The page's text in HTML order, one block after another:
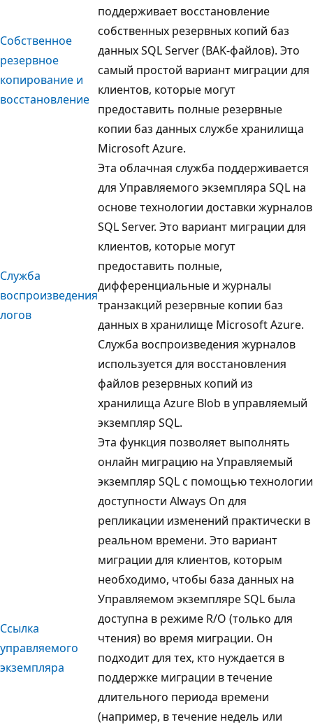
Собственное
резервное
копирование и
восстановление
поддерживает восстановление
собственных резервных копий баз
данных SQL Server (BAK-файлов). Это
самый простой вариант миграции для
клиентов, которые могут
предоставить полные резервные
копии баз данных службе хранилища
Microsoft Azure.
Служба
воспроизведения
логов
Эта облачная служба поддерживается
для Управляемого экземпляра SQL на
основе технологии доставки журналов
SQL Server. Это вариант миграции для
клиентов, которые могут
предоставить полные,
дифференциальные и журналы
транзакций резервные копии баз
данных в хранилище Microsoft Azure.
Служба воспроизведения журналов
используется для восстановления
файлов резервных копий из
хранилища Azure Blob в управляемый
экземпляр SQL.
Ссылка
управляемого
экземпляра
Эта функция позволяет выполнять
онлайн миграцию на Управляемый
экземпляр SQL с помощью технологии
доступности Always On для
репликации изменений практически в
реальном времени. Это вариант
миграции для клиентов, которым
необходимо, чтобы база данных на
Управляемом экземпляре SQL была
доступна в режиме R/O (только для
чтения) во время миграции. Он
подходит для тех, кто нуждается в
поддержке миграции в течение
длительного периода времени
(например, в течение недель или